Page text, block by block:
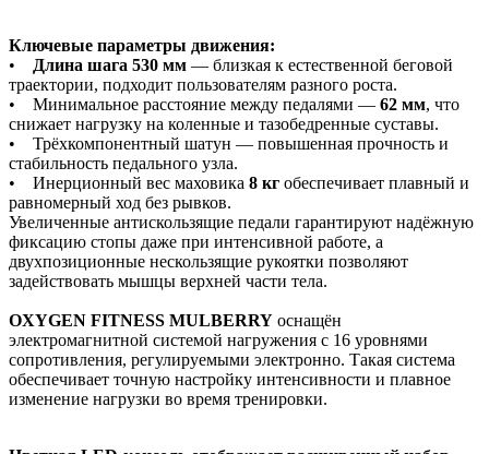
Ключевые параметры движения:
•
Длина шага 530 мм — близкая к естественной беговой
траектории, подходит пользователям разного роста.
• Минимальное расстояние между педалями — 62 мм, что
снижает нагрузку на коленные и тазобедренные суставы.
• Трёхкомпонентный шатун — повышенная прочность и
стабильность педального узла.
• Инерционный вес маховика 8 кг обеспечивает плавный и
равномерный ход без рывков.
Увеличенные антискользящие педали гарантируют надёжную
фиксацию стопы даже при интенсивной работе, а
двухпозиционные нескользящие рукоятки позволяют
задействовать мышцы верхней части тела.
OXYGEN FITNESS MULBERRY оснащён
электромагнитной системой нагружения с 16 уровнями
сопротивления, регулируемыми электронно. Такая система
обеспечивает точную настройку интенсивности и плавное
изменение нагрузки во время тренировки.